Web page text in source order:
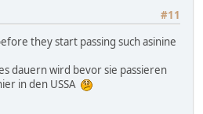
#11
they start passing such asinine
dauern wird bevor sie passieren
in den USSA